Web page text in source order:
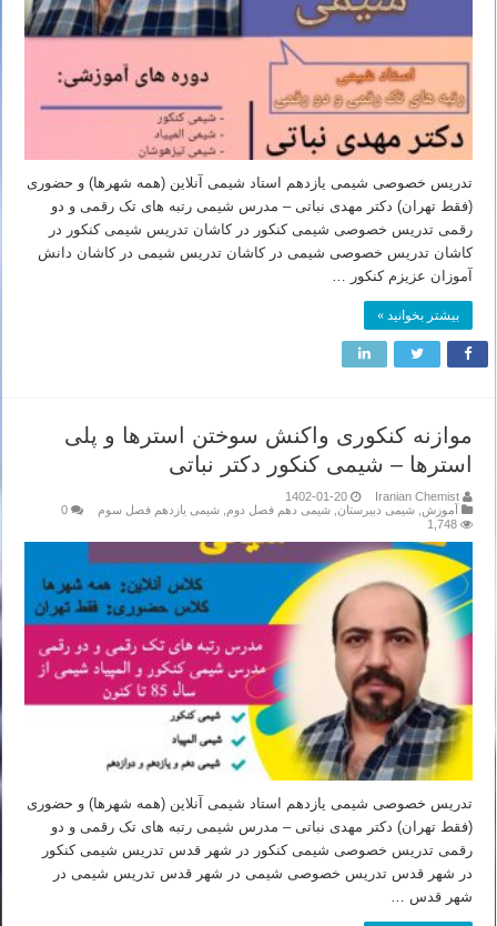
تدریس خصوصی شیمی یازدهم استاد شیمی آنلاین (همه شهرها) و حضوری
(فقط تهران) دکتر مهدی نباتی – مدرس شیمی رتبه های تک رقمی و دو
رقمی تدریس خصوصی شیمی کنکور در کاشان تدریس شیمی کنکور در
کاشان تدریس خصوصی شیمی در کاشان تدریس شیمی در کاشان دانش
آموزان عزیزم کنکور …
بیشتر بخوانید »
موازنه کنکوری واکنش سوختن استرها و پلی
استرها – شیمی کنکور دکتر نباتی
Iranian Chemist
1402-01-20
آموزش شیمی دبیرستان شیمی دهم فصل دوم شیمی یازدهم فصل سوم
0
1,748
تدریس خصوصی شیمی یازدهم استاد شیمی آنلاین (همه شهرها) و حضوری
(فقط تهران) دکتر مهدی نباتی – مدرس شیمی رتبه های تک رقمی و دو
رقمی تدریس خصوصی شیمی کنکور در شهر قدس تدریس شیمی کنکور
در شهر قدس تدریس خصوصی شیمی در شهر قدس تدریس شیمی در
شهر قدس …